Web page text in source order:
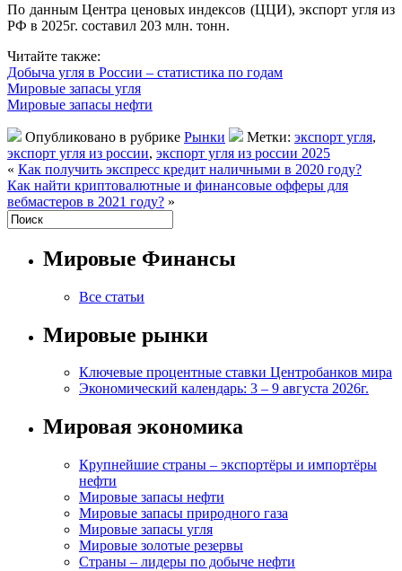
По данным Центра ценовых индексов (ЦЦИ), экспорт угля из
РФ в 2025г. составил 203 млн. тонн.
Читайте также:
Добыча угля в России – статистика по годам
Мировые запасы угля
Мировые запасы нефти
Опубликовано в рубрике Рынки Метки: экспорт угля,
экспорт угля из россии, экспорт угля из россии 2025
« Как получить экспресс кредит наличными в 2020 году?
Как найти криптовалютные и финансовые офферы для
вебмастеров в 2021 году? »
Мировые Финансы
Все статьи
Мировые рынки
Ключевые процентные ставки Центробанков мира
Экономический календарь: 3 – 9 августа 2026г.
Мировая экономика
Крупнейшие страны – экспортёры и импортёры
нефти
Мировые запасы нефти
Мировые запасы природного газа
Мировые запасы угля
Мировые золотые резервы
Страны – лидеры по добыче нефти